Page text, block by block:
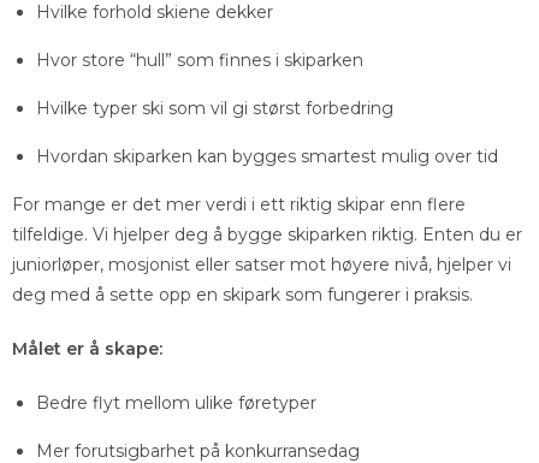
Hvilke forhold skiene dekker
Hvor store “hull” som finnes i skiparken
Hvilke typer ski som vil gi størst forbedring
Hvordan skiparken kan bygges smartest mulig over tid
For mange er det mer verdi i ett riktig skipar enn flere
tilfeldige. Vi hjelper deg å bygge skiparken riktig. Enten du er
juniorløper, mosjonist eller satser mot høyere nivå, hjelper vi
deg med å sette opp en skipark som fungerer i praksis.
Målet er å skape:
Bedre flyt mellom ulike føretyper
Mer forutsigbarhet på konkurransedag